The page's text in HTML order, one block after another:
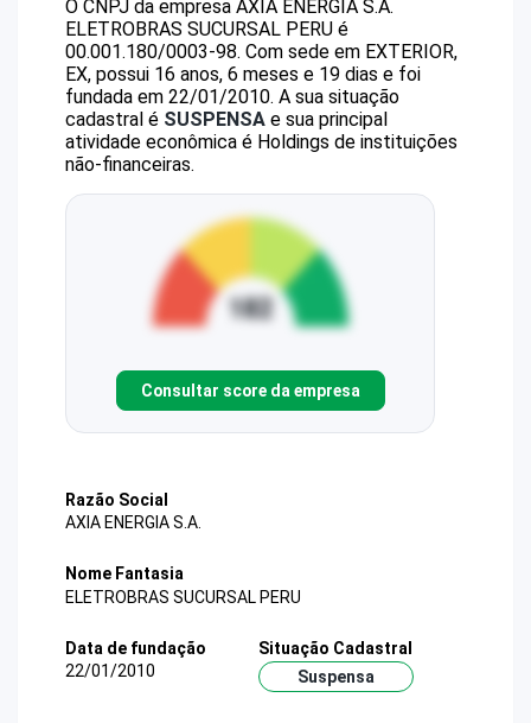
O CNPJ da empresa AXIA ENERGIA S.A.
ELETROBRAS SUCURSAL PERU é
00.001.180/0003-98. Com sede em EXTERIOR,
EX, possui 16 anos, 6 meses e 19 dias e foi
fundada em 22/01/2010. A sua situação
cadastral é SUSPENSA e sua principal
atividade econômica é Holdings de instituições
não-financeiras.
Consultar score da empresa
Razão Social
AXIA ENERGIA S.A.
Nome Fantasia
ELETROBRAS SUCURSAL PERU
Data de fundação
22/01/2010
Situação Cadastral
Suspensa